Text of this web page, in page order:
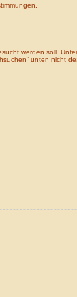
werden soll.
unten nicht